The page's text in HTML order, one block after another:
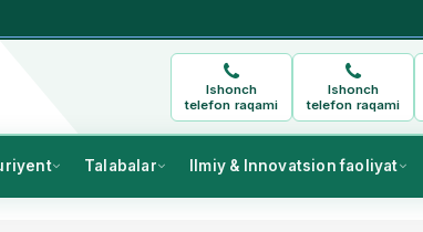
Ishonch
telefon raqami
Ishonch
telefon raqami
Talabalar Ilmiy & Innovatsion faoliyat